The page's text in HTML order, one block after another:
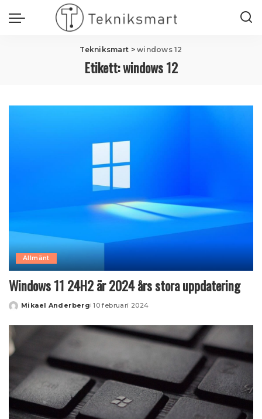
Tekniksmart >windows 12
Etikett:windows 12
Allmänt
Windows 11 24H2 är 2024 års stora uppdatering
Posted
Mikael Anderberg 10 februari 2024